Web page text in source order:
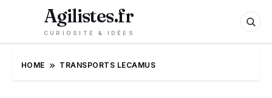
Agilistes.fr
CURIOSITÉ & IDÉES
HOME TRANSPORTS LECAMUS